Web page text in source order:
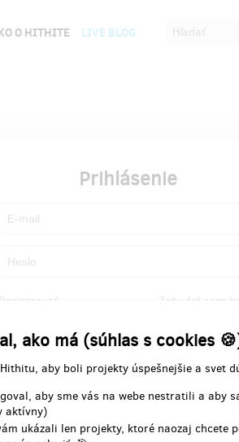
ako má (súhlas s cookies
aby boli projekty úspešnejšie a svet
aby sme vás na webe nestratili a aby
aktívny)
ukázali len projekty, ktoré naozaj chcete
O HITHITE LIVE BLOG
Prihlásenie
Registrovať Zabudol som